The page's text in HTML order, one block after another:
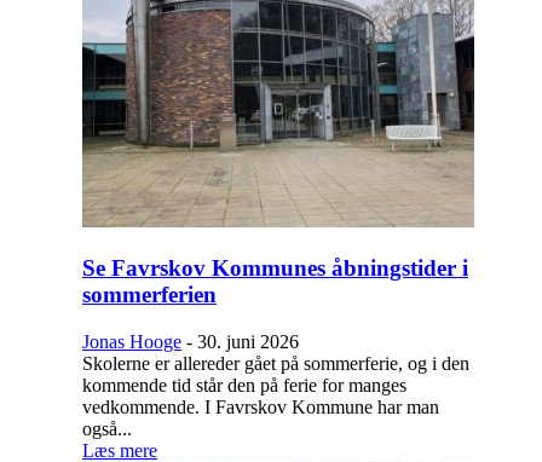
Se Favrskov Kommunes åbningstider i
sommerferien
Jonas Hooge - 30. juni 2026
Skolerne er allereder gået på sommerferie, og i den
kommende tid står den på ferie for manges
vedkommende. I Favrskov Kommune har man
også...
Læs mere